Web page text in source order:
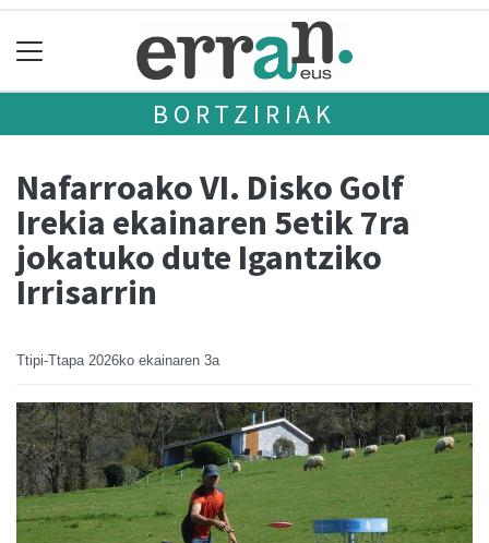
BORTZIRIAK
Nafarroako VI. Disko Golf
Irekia ekainaren 5etik 7ra
jokatuko dute Igantziko
Irrisarrin
Ttipi-Ttapa 2026ko ekainaren 3a